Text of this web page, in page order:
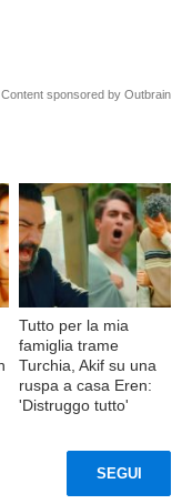
Content sponsored by Outbrain
Tutto per la mia
famiglia trame
Turchia, Akif su una
ruspa a casa Eren:
'Distruggo tutto'
SEGUI